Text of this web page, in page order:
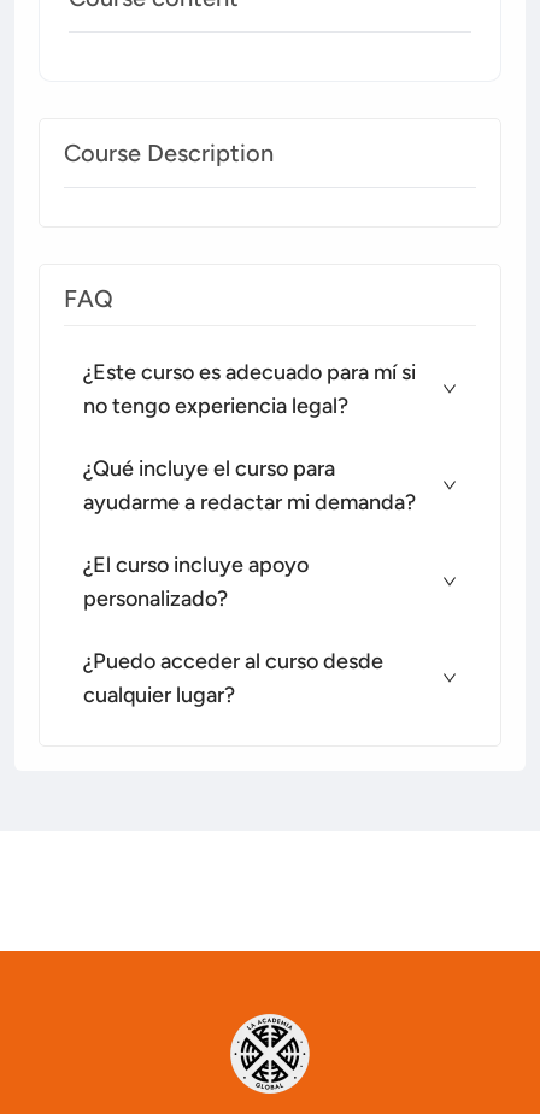
Course Description
FAQ
¿Este curso es adecuado para mí si
no tengo experiencia legal?
¿Qué incluye el curso para
ayudarme a redactar mi demanda?
¿El curso incluye apoyo
personalizado?
¿Puedo acceder al curso desde
cualquier lugar?